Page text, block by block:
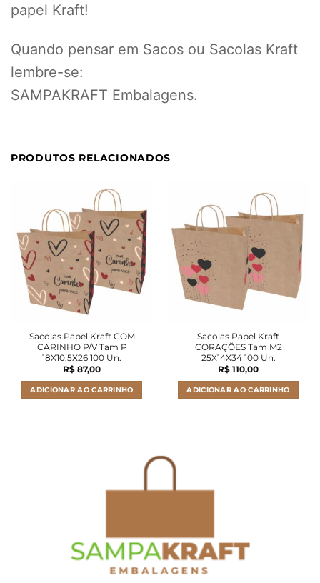
papel Kraft!
Quando pensar em Sacos ou Sacolas Kraft
lembre-se:
SAMPAKRAFT Embalagens.
PRODUTOS RELACIONADOS
Sacolas Papel Kraft COM
CARINHO P/V Tam P
18X10,5X26 100 Un.
R$ 87,00
ADICIONAR AO CARRINHO
Sacolas Papel Kraft
CORAÇÕES Tam M2
25X14X34 100 Un.
R$ 110,00
ADICIONAR AO CARRINHO